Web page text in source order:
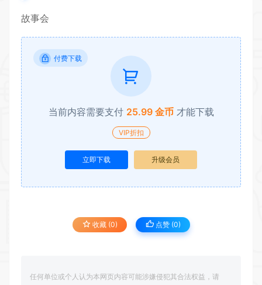
故事会
付费下载
当前内容需要支付 25.99 金币 才能下载
VIP折扣
立即下载 升级会员
收藏 (0) 点赞 (0)
任何单位或个人认为本网页内容可能涉嫌侵犯其合法权益，请